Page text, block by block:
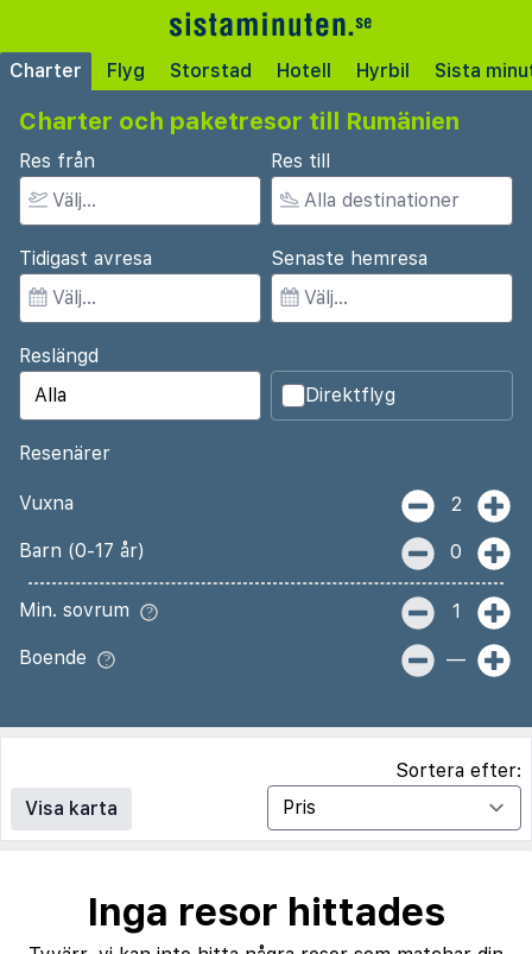
Charter Flyg Storstad Hotell Hyrbil Sista
Charter och paketresor till Rumänien
Res från Res till
Tidigast avresa Senaste hemresa
Reslängd
Direktflyg
Resenärer
Vuxna 2
Barn (0-17 år) 0
Min. sovrum 1
Boende —
Visa karta
Sortera efter:
Inga resor hittades